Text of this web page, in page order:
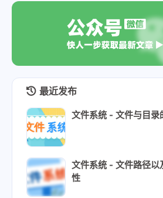
最近发布
文件系统 - 文件与目录
文件系统 - 文件路径以
性